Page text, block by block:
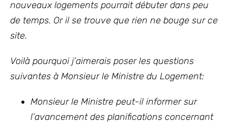
nouveaux logements pourrait débuter dans peu
de temps. Or il se trouve que rien ne bouge sur ce
site.
Voilà pourquoi j’aimerais poser les questions
suivantes à Monsieur le Ministre du Logement:
Monsieur le Ministre peut-il informer sur
l’avancement des planifications concernant